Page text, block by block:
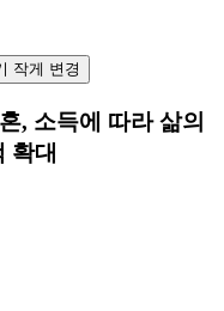
작게 변경
, 소득에 따라 삶의
확대